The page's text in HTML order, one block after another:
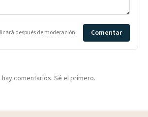
después de moderación. Comentar
hay comentarios. Sé el primero.